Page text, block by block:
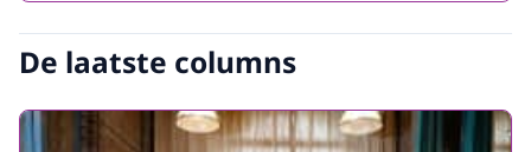
De laatste columns